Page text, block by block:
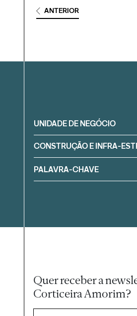
ANTERIOR
Filtrar
UNIDADE DE NEGÓCIO
CONSTRUÇÃO E INFRA-
Quer receber a
Corticeira Amorim?